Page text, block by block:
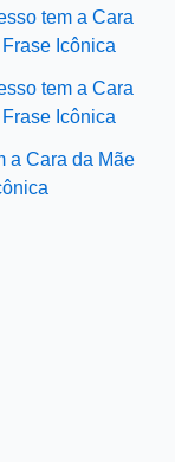
tem a Cara
Icônica
tem a Cara
Icônica
a Cara da Mãe